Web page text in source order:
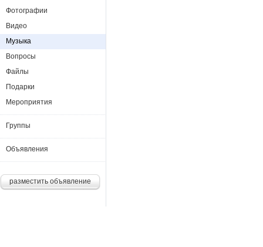
Фотографии
Видео
Музыка
Вопросы
Файлы
Подарки
Мероприятия
Группы
Объявления
разместить объявление